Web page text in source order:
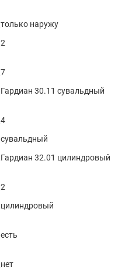
только наружу
2
7
Гардиан 30.11 сувальдный
4
сувальдный
Гардиан 32.01 цилиндровый
2
цилиндровый
есть
нет